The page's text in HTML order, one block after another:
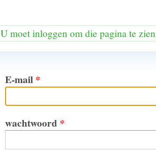
U moet inloggen om die pagina te zien
E-mail *
wachtwoord *